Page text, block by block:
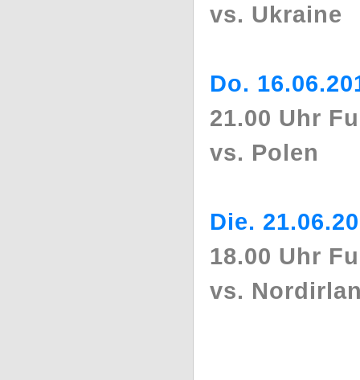
vs. Ukraine
Do.
21.00 Uhr
vs. Polen
Die.
18.00 Uhr
vs.